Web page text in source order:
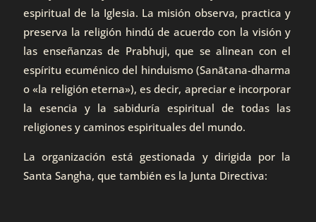
espiritual de la Iglesia. La misión observa, practica y
preserva la religión hindú de acuerdo con la visión y
las enseñanzas de Prabhuji, que se alinean con el
espíritu ecuménico del hinduismo (Sanātana-dharma
o «la religión eterna»), es decir, apreciar e incorporar
la esencia y la sabiduría espiritual de todas las
religiones y caminos espirituales del mundo.
La organización está gestionada y dirigida por la
Santa Sangha, que también es la Junta Directiva: